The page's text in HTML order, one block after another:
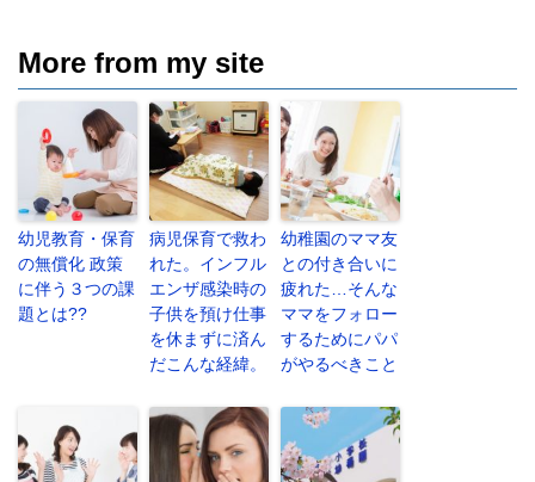
More from my site
幼児教育・保育
の無償化 政策
に伴う３つの課
題とは??
病児保育で救わ
れた。インフル
エンザ感染時の
子供を預け仕事
を休まずに済ん
だこんな経緯。
幼稚園のママ友
との付き合いに
疲れた…そんな
ママをフォロー
するためにパパ
がやるべきこと